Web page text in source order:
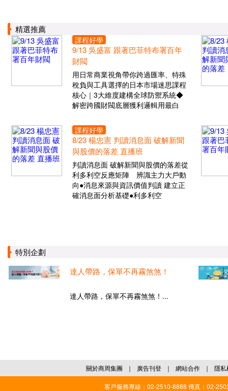
精選推薦
課程好學
9/13 吳盛富 跟著巴菲特布署百年
財閥
用日常商業視角帶你跨過匯率、特殊
稅負與工具選擇的日本市場迷思課程
核心｜3大維度建構全球防禦系統◆
解密跨國財閥底層獲利邏輯用最白
課程好學
8/23 楊忠憲 判讀消息面 破解新聞
與股價的落差 直播班
判讀消息面 破解新聞與股價的落差從
利多利空反應矩陣 辨識主力大戶動
向●消息來源與資訊價值判讀 建立正
確消息面分析基礎●利多利空
特別企劃
達人帶路，保單不再霧煞煞！
達人帶路，保單不再霧煞煞！...
關於商周集團 ｜ 廣告刊登 ｜ 網站合作 ｜ 隱私
客戶服務專線：02-2510-8888 傳真：02-